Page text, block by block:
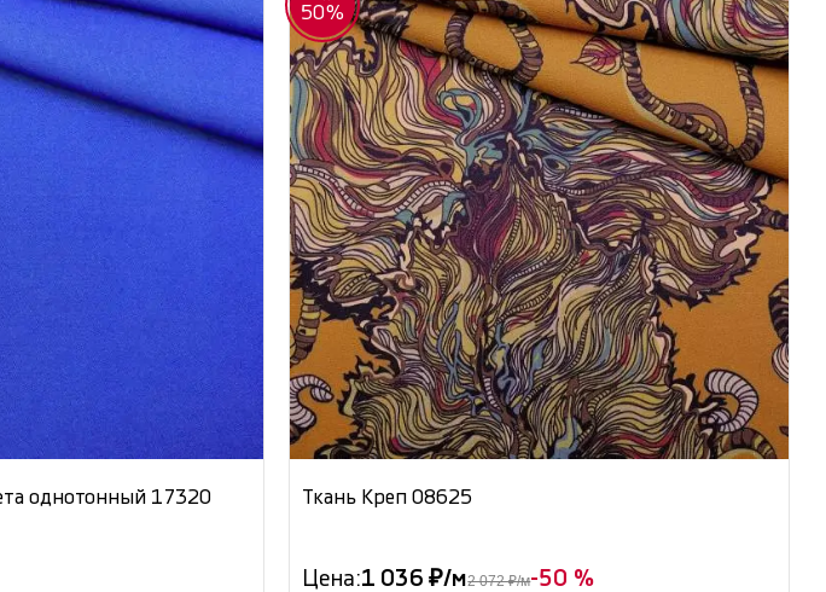
однотонный 17320
50%
Ткань Креп 08625
Цена:1 036 ₽/м2 072 ₽/м-50 %